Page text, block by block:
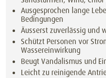
Ausgesprochen lange
Bedingungen
Äusserst zuverlässig und
Schützt Personen vor
Wassereinwirkung
Beugt Vandalismus und
Leicht zu reinigende